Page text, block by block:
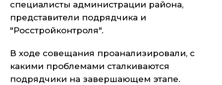
специалисты администрации района,
представители подрядчика и
"Росстройконтроля".
В ходе совещания проанализировали, с
какими проблемами сталкиваются
подрядчики на завершающем этапе.